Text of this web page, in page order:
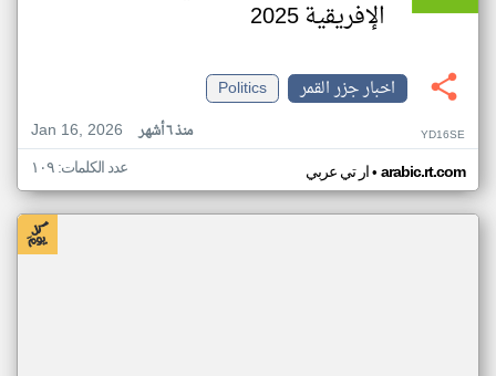
الإفريقية 2025
اخبار جزر القمر
Politics
Jan 16, 2026
منذ ٦ أشهر YD16SE
ار تي عربي• arabic.rt.com عدد الكلمات: ١٠٩